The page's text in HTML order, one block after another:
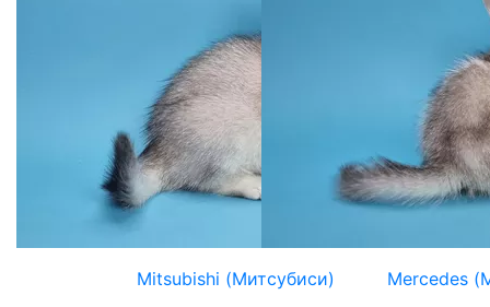
Mitsubishi (Митсубиси) Mercedes